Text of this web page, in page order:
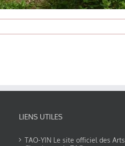
LIENS UTILES
TAO-YIN Le site officiel des Arts